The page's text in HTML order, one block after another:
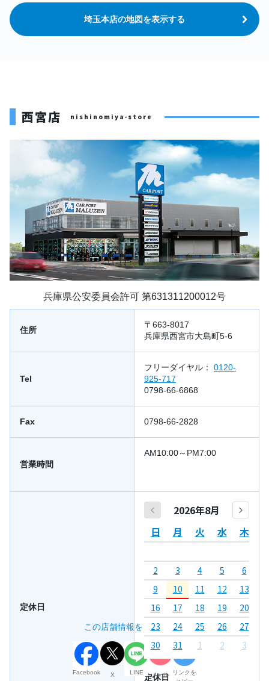
埼玉本店の地図を表示する
西宮店 nishinomiya-store
兵庫県公安委員会許可 第631311200012号
この店舗情報をシェアする
Facebook X LINE メール
リンクを
住所
〒663-8017
兵庫県西宮市大島町5-6
Tel
フリーダイヤル： 0120-
925-717
0798-66-6868
Fax 0798-66-2828
営業時間
AM10:00～PM7:00
定休日
2026年8月
日
月 火 水 木
2 3 4 5 6
9
10 11 12 13
16
17 18 19 20
23
24 25 26 27
30
31 1 2 3
定休日